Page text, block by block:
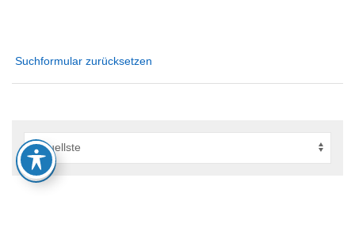
Suchformular zurücksetzen